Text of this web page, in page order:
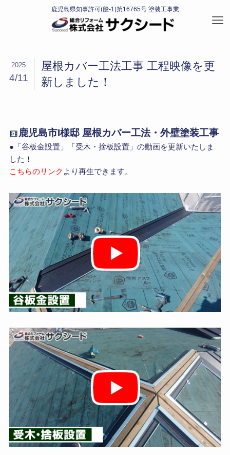
屋根カバー工法工事 工程映像を更
新しました！
2025
4/11
鹿児島市I様邸 屋根カバー工法・外壁塗装工事
●「谷板金設置」「受木・捨板設置」の動画を更新いたしま
した！
こちらのリンク より再生できます。